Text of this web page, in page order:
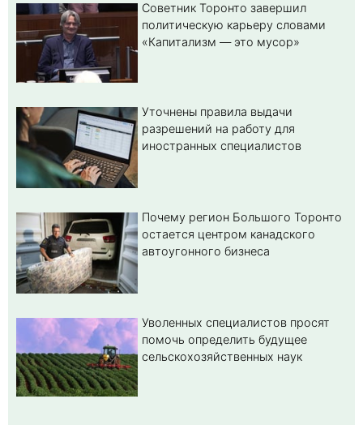
Советник Торонто завершил
политическую карьеру словами
«Капитализм — это мусор»
Уточнены правила выдачи
разрешений на работу для
иностранных специалистов
Почему регион Большого Торонто
остается центром канадского
автоугонного бизнеса
Уволенных специалистов просят
помочь определить будущее
сельскохозяйственных наук